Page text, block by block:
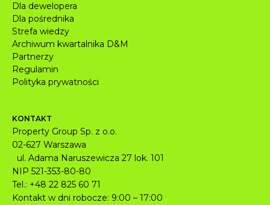
Dla dewelopera
Dla pośrednika
Strefa wiedzy
Archiwum kwartalnika D&M
Partnerzy
Regulamin
Polityka prywatności
KONTAKT
Property Group Sp. z o.o.
02-627 Warszawa
ul. Adama Naruszewicza 27 lok. 101​
NIP 521-353-80-80
Tel.: +48 22 825 60 71
Kontakt w dni robocze: 9:00 – 17:00